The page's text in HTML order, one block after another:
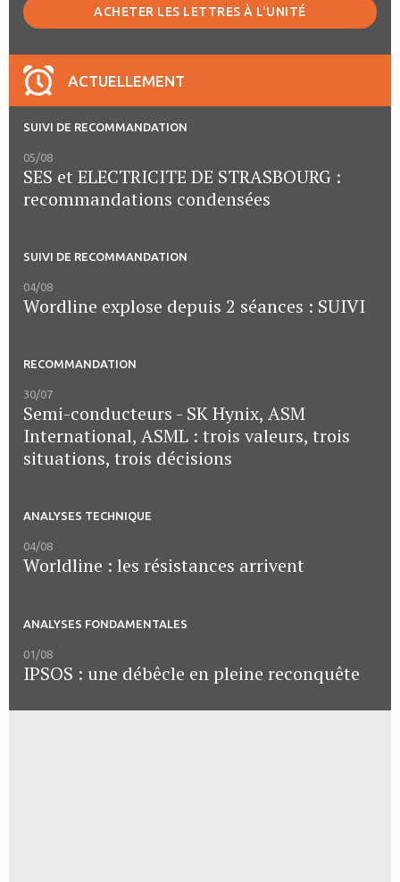
ACHETER LES LETTRES À L'UNITÉ
ACTUELLEMENT
SUIVI DE RECOMMANDATION
05/08
SES et ELECTRICITE DE STRASBOURG :
recommandations condensées
SUIVI DE RECOMMANDATION
04/08
Wordline explose depuis 2 séances : SUIVI
RECOMMANDATION
30/07
Semi-conducteurs - SK Hynix, ASM
International, ASML : trois valeurs, trois
situations, trois décisions
ANALYSES TECHNIQUE
04/08
Worldline : les résistances arrivent
ANALYSES FONDAMENTALES
01/08
IPSOS : une débêcle en pleine reconquête